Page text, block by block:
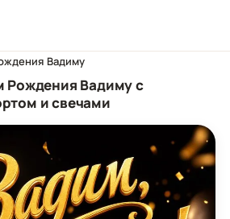
Вадиму
Рождения Вадиму с
и свечами